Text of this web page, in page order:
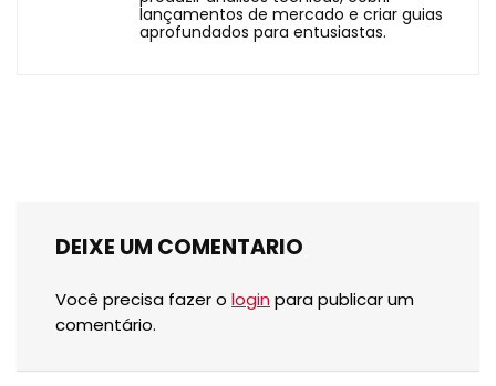
lançamentos de mercado e criar guias
aprofundados para entusiastas.
DEIXE UM COMENTARIO
Você precisa fazer o login para publicar um
comentário.